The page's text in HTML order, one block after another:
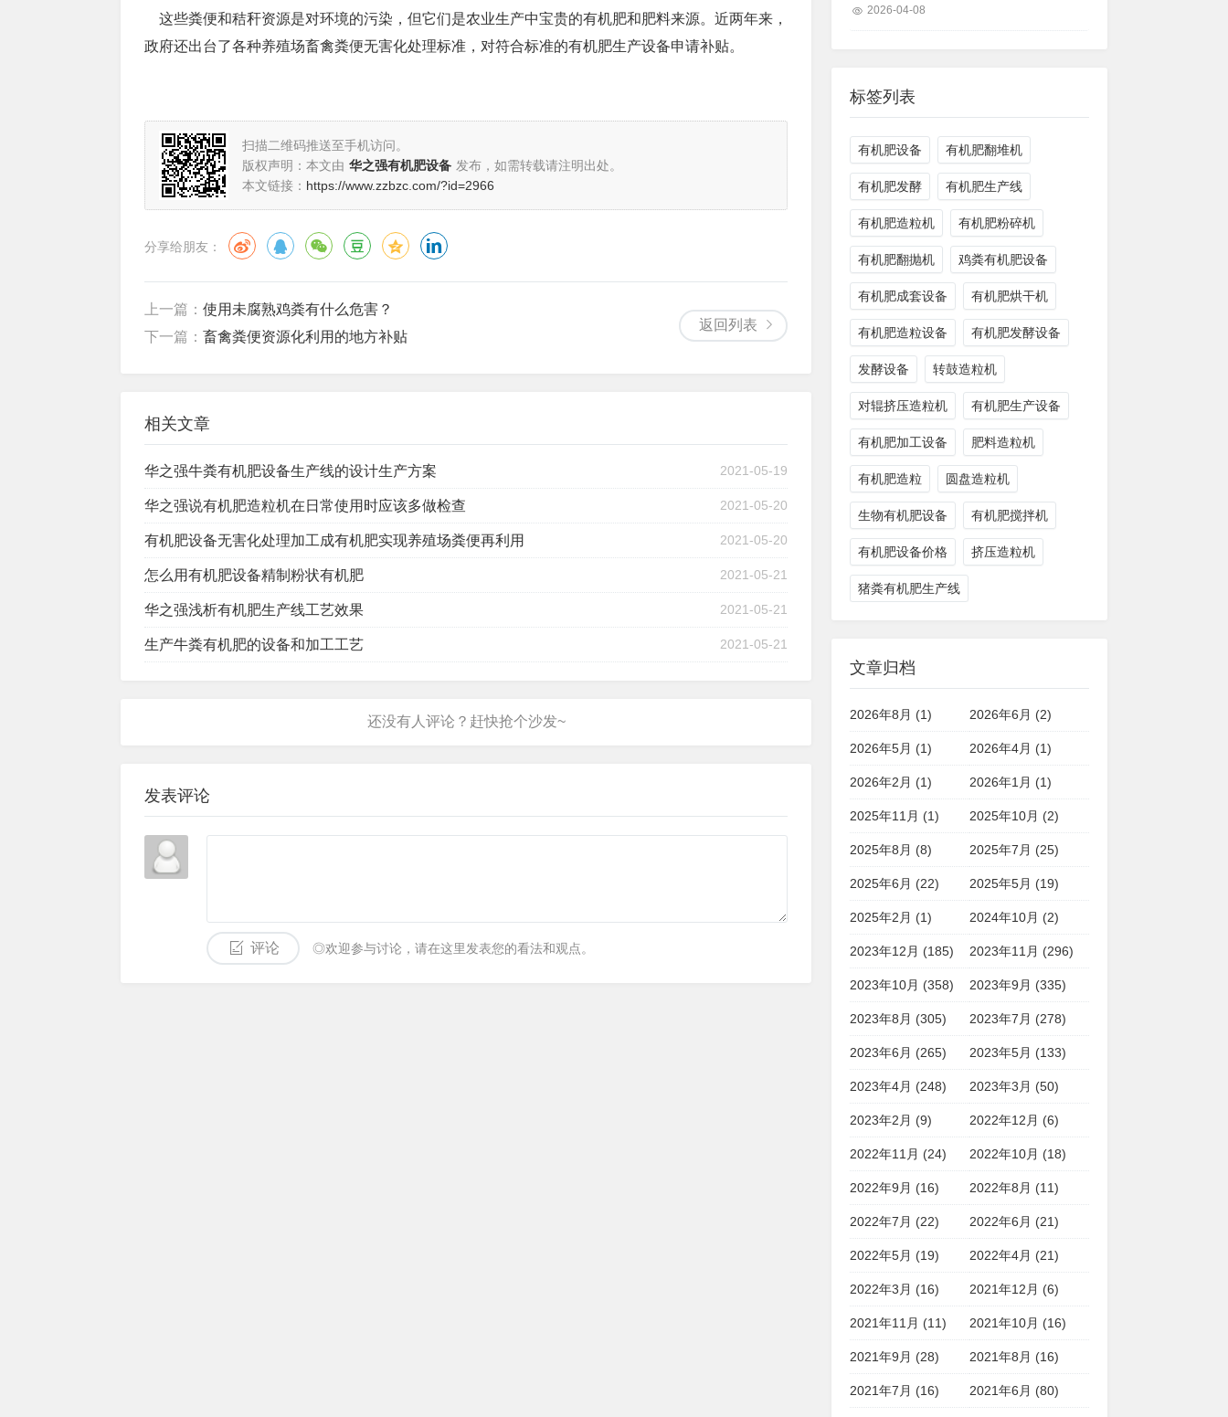
这些粪便和秸秆资源是对环境的污染，但它们是农业生产中宝贵的有机肥和肥料来源。近两年来，
政府还出台了各种养殖场畜禽粪便无害化处理标准，对符合标准的有机肥生产设备申请补贴。
扫描二维码推送至手机访问。
版权声明：本文由 华之强有机肥设备 发布，如需转载请注明出处。
本文链接： https://www.zzbzc.com/?id=2966
分享给朋友：
返回列表
上一篇： 使用未腐熟鸡粪有什么危害？
下一篇： 畜禽粪便资源化利用的地方补贴
相关文章
华之强牛粪有机肥设备生产线的设计生产方案 2021-05-19
华之强说有机肥造粒机在日常使用时应该多做检查 2021-05-20
有机肥设备无害化处理加工成有机肥实现养殖场粪便再利用 2021-05-20
怎么用有机肥设备精制粉状有机肥 2021-05-21
华之强浅析有机肥生产线工艺效果 2021-05-21
生产牛粪有机肥的设备和加工工艺 2021-05-21
发表评论
评论 ◎欢迎参与讨论，请在这里发表您的看法和观点。
2026-04-08
标签列表
有机肥设备 有机肥翻堆机
有机肥发酵 有机肥生产线
有机肥造粒机 有机肥粉碎机
有机肥翻抛机 鸡粪有机肥设备
有机肥成套设备 有机肥烘干机
有机肥造粒设备 有机肥发酵设备
发酵设备 转鼓造粒机
对辊挤压造粒机 有机肥生产设备
有机肥加工设备 肥料造粒机
有机肥造粒 圆盘造粒机
生物有机肥设备 有机肥搅拌机
有机肥设备价格 挤压造粒机
猪粪有机肥生产线
文章归档
2026年8月 (1) 2026年6月 (2)
2026年5月 (1) 2026年4月 (1)
2026年2月 (1) 2026年1月 (1)
2025年11月 (1) 2025年10月 (2)
2025年8月 (8) 2025年7月 (25)
2025年6月 (22) 2025年5月 (19)
2025年2月 (1) 2024年10月 (2)
2023年12月 (185) 2023年11月 (296)
2023年10月 (358) 2023年9月 (335)
2023年8月 (305) 2023年7月 (278)
2023年6月 (265) 2023年5月 (133)
2023年4月 (248) 2023年3月 (50)
2023年2月 (9) 2022年12月 (6)
2022年11月 (24) 2022年10月 (18)
2022年9月 (16) 2022年8月 (11)
2022年7月 (22) 2022年6月 (21)
2022年5月 (19) 2022年4月 (21)
2022年3月 (16) 2021年12月 (6)
2021年11月 (11) 2021年10月 (16)
2021年9月 (28) 2021年8月 (16)
2021年7月 (16) 2021年6月 (80)